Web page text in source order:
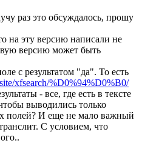
раз это обсуждалось, прошу
на эту версию написали не
версию может быть
с результатом "да". То есть
xfsearch/%D0%94%D0%B0/
- все, где есть в тексте
выводились только
полей? И еще не мало важный
С условием, что